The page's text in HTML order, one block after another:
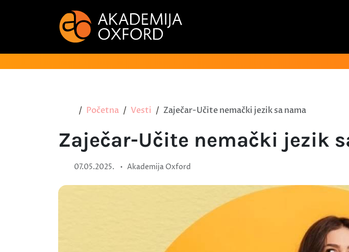
Početna Vesti Zaječar-Učite nemački jezik sa nama
Zaječar-Učite nemački jezik
07.05.2025. • Akademija Oxford